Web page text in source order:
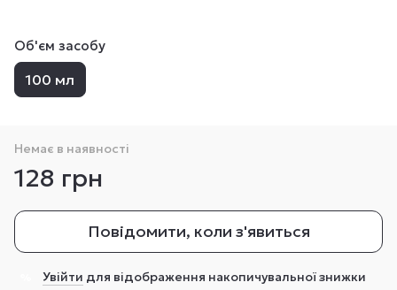
Об'єм засобу
100 мл
Немає в наявності
128 грн
Повідомити, коли з'явиться
Увійти для відображення накопичувальної знижки